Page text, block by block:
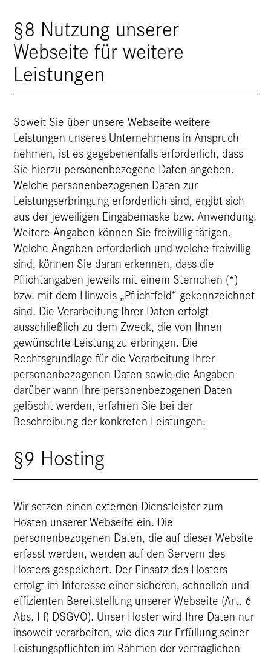
§8 Nutzung unserer
Webseite für weitere
Leistungen
Soweit Sie über unsere Webseite weitere
Leistungen unseres Unternehmens in Anspruch
nehmen, ist es gegebenenfalls erforderlich, dass
Sie hierzu personenbezogene Daten angeben.
Welche personenbezogenen Daten zur
Leistungserbringung erforderlich sind, ergibt sich
aus der jeweiligen Eingabemaske bzw. Anwendung.
Weitere Angaben können Sie freiwillig tätigen.
Welche Angaben erforderlich und welche freiwillig
sind, können Sie daran erkennen, dass die
Pflichtangaben jeweils mit einem Sternchen (*)
bzw. mit dem Hinweis „Pflichtfeld“ gekennzeichnet
sind. Die Verarbeitung Ihrer Daten erfolgt
ausschließlich zu dem Zweck, die von Ihnen
gewünschte Leistung zu erbringen. Die
Rechtsgrundlage für die Verarbeitung Ihrer
personenbezogenen Daten sowie die Angaben
darüber wann Ihre personenbezogenen Daten
gelöscht werden, erfahren Sie bei der
Beschreibung der konkreten Leistungen.
§9 Hosting
Wir setzen einen externen Dienstleister zum
Hosten unserer Webseite ein. Die
personenbezogenen Daten, die auf dieser Website
erfasst werden, werden auf den Servern des
Hosters gespeichert. Der Einsatz des Hosters
erfolgt im Interesse einer sicheren, schnellen und
effizienten Bereitstellung unserer Webseite (Art. 6
Abs. I f) DSGVO). Unser Hoster wird Ihre Daten nur
insoweit verarbeiten, wie dies zur Erfüllung seiner
Leistungspflichten im Rahmen der vertraglichen